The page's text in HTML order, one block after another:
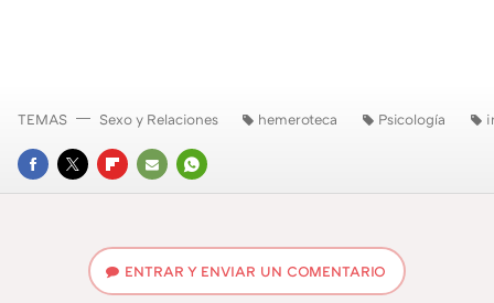
FACEBOOK
TWITTERFLIPBOARD
E-
WHATSAPP
TEMAS Sexo y Relaciones hemeroteca Psicología
ENTRAR Y ENVIAR UN COMENTARIO